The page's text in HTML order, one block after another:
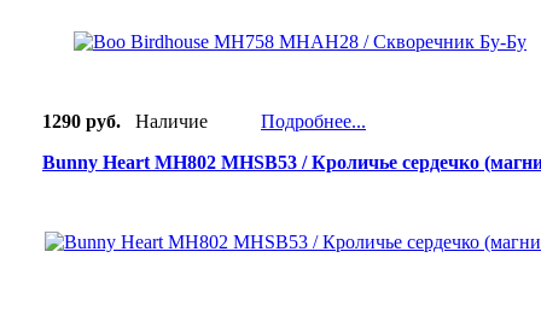
1290 руб. Наличие
Подробнее...
Bunny Heart MH802 MHSB53 / Кроличье сердечко